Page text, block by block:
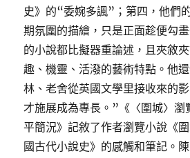
史》的“委婉多諷”；第四，他們
期氛圍的描繪，只是正面趁便勾
的小說都比擬器重論述，且夾敘
趣、機靈、活潑的藝術特點。他
林、老舍從英國文學里接收來的
才施展成為專長。”《〈圍城〉瀏
平簡況》記敘了作者瀏覽小說《
國古代小說史》的感觸和筆記。